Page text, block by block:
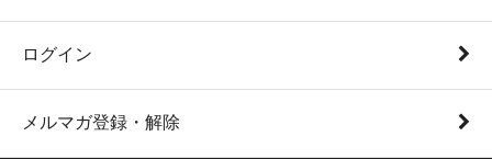
ログイン
メルマガ登録・解除